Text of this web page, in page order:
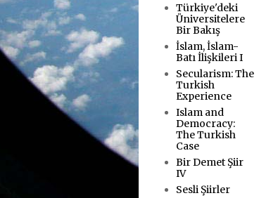
Türkiye'deki
Üniversitelere
Bir Bakış
İslam, İslam-
Batı İlişkileri I
Secularism: The
Turkish
Experience
Islam and
Democracy:
The Turkish
Case
Bir Demet Şiir
IV
Sesli Şiirler